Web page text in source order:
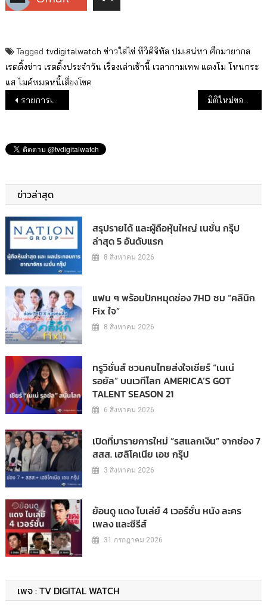
Tagged tvdigitalwatch ข่าวใส่ไข่ ทีวีดิจิทัล ปมเสน่หา ศึกมายากล
เรตติ้งข่าว เรตติ้งประจำวัน เรื่องเล่าเช้านี้ เวลากามเทพ แตงโม โหนกระ
แส ไมค์หมดหนี้เสี่ยงโชค
แนะแนวเรื่อง
รายการเรตติ้งดีช่องทีวีดิจิทัล (26 เม.ย.65) มิติใหม่ของการประชันวิสัยทัศน์ของผู้สมัคร #ผู้ว่ามหานคร ไทยรัฐทีวีจัดเกมโชว์การเมืองครั้งแรกใน “ผู้ว่ามหานครท้าดวล”
ข่าวล่าสุด
สรุปรายได้ และผู้ถือหุ้นใหญ่ เนชั่น กรุ๊ป
ล่าสุด 5 อันดับแรก
8 สิงหาคม 2026
แฟน ๆ พร้อมปักหมุดช่อง 7HD ชม “คลินิก
Fix ใจ”
8 สิงหาคม 2026
ทรูวิชั่นส์ ชวนคนไทยส่งใจเชียร์ “เนเน่
รอยัล” บนเวทีโลก AMERICA’S GOT
TALENT SEASON 21
6 สิงหาคม 2026
เปิดที่มารายการใหม่ “รสแลกเงิน” จากช่อง 7
สสส. เฮลิโคเนีย เอช กรุ๊ป
3 สิงหาคม 2026
ย้อนดู แดง ไบเล่ย์ 4 เวอร์ชั่น หนัง ละคร
เพลง และซีรีส์
31 กรกฎาคม 2026
เพจ : TV DIGITAL WATCH